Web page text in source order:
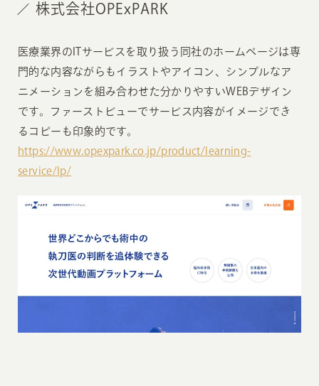
株式会社OPExPARK
医療業界のITサービスを取り扱う同社のホームページは専
門的な内容ながらもイラストやアイコン、シンプルなア
ニメーションを組み合わせた分かりやすいWEBデザイン
です。ファーストビューでサービス内容がイメージでき
るコピーも印象的です。
https://www.opexpark.co.jp/product/learning-
service/lp/